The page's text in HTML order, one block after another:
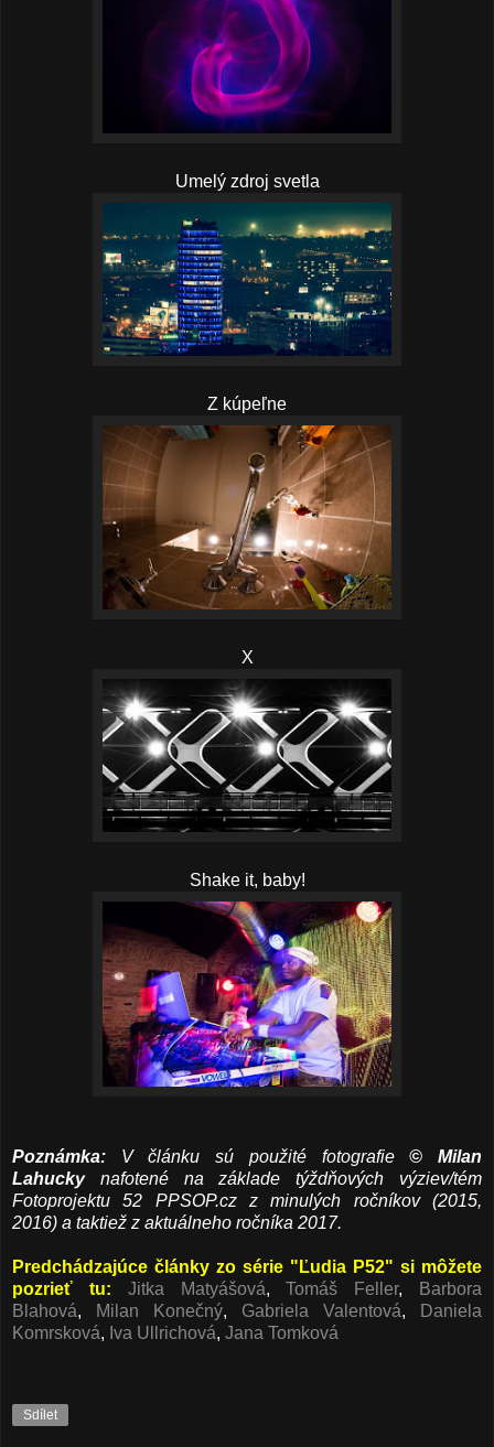
Umelý zdroj svetla
Z kúpeľne
X
Shake it, baby!
Poznámka: V článku sú použité fotografie© Milan
Lahuckynafotené na základe týždňových výziev/tém
Fotoprojektu 52 PPSOP.cz z minulých ročníkov (2015,
2016) a taktiež z aktuálneho ročníka 2017.
Predchádzajúce články zo série "Ľudia P52" si môžete
pozrieť tu: Jitka Matyášová,Tomáš Feller,
Barbora
Blahová, Milan Konečný, Gabriela Valentová,
Daniela
Komrsková, Iva Ullrichová, Jana Tomková
Sdílet